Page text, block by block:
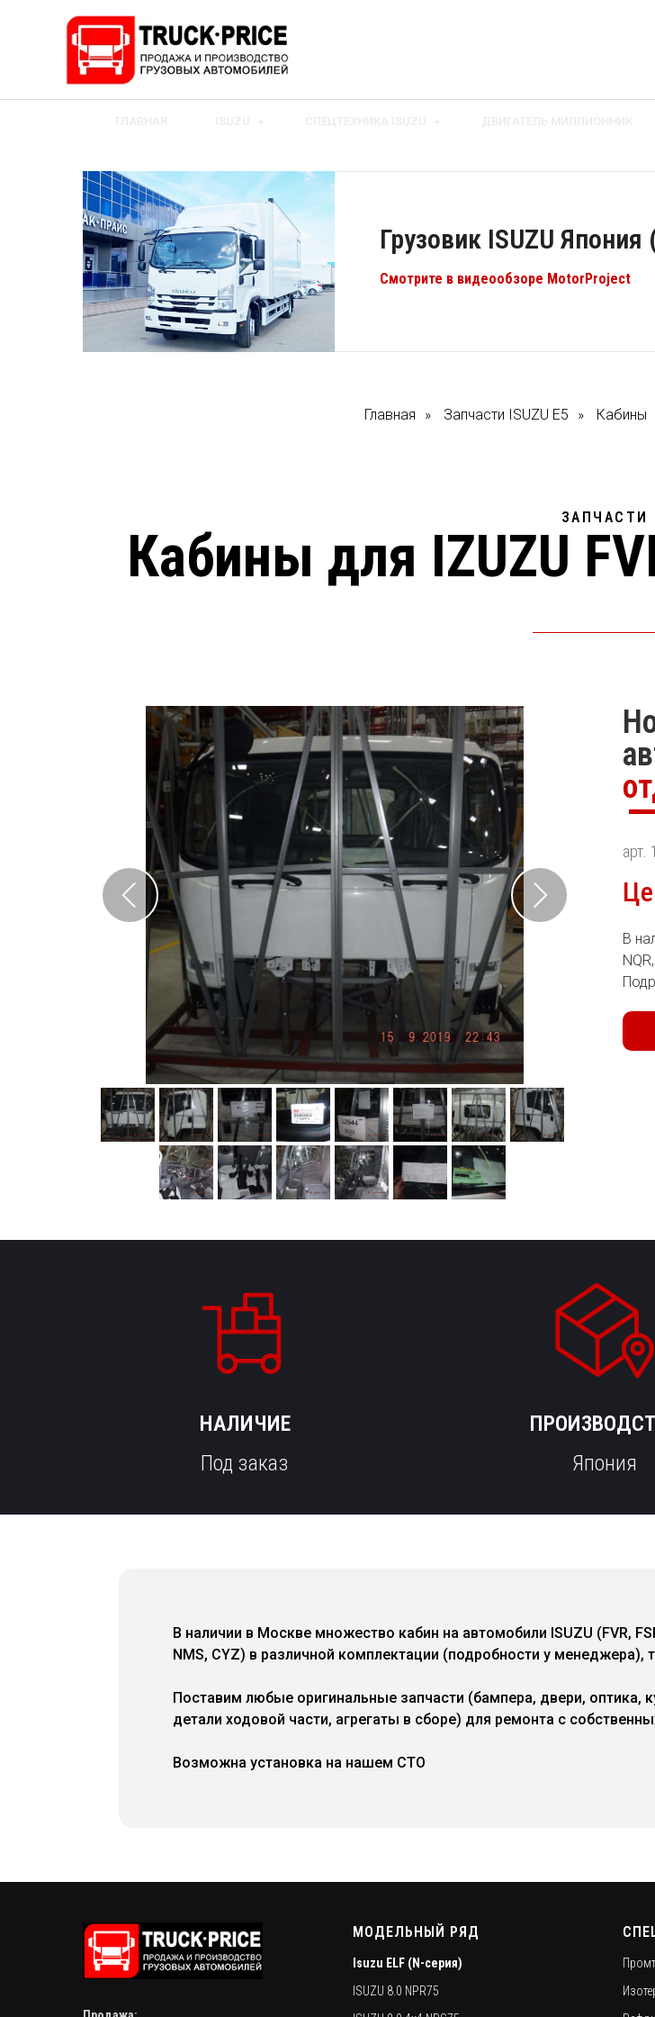
Грузовик ISUZU
Смотрите в видеообзоре MotorProject
Главная » Запчасти ISUZU E5 » Кабины
ЗАПЧАСТИ
Кабины для IZUZU
арт.
В
НАЛИЧИЕ
Под заказ
Япония
В наличии в Москве множество кабин на автомобили ISUZU (FVR,
NMS, CYZ) в различной комплектации (подробности у менеджера),
Поставим любые оригинальные запчасти (бампера, двери, оптика,
детали ходовой части, агрегаты в сборе) для ремонта с
Возможна установка на нашем СТО
МОДЕЛЬНЫЙ РЯД
Isuzu ELF (N-серия)
ISUZU 8.0 NPR75